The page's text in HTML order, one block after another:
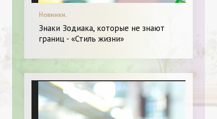
Новинки.
Знаки Зодиака, которые не знают
границ - «Стиль жизни»